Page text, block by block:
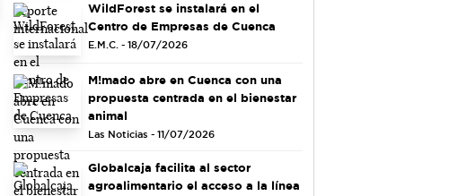
WildForest se instalará en el
Centro de Empresas de Cuenca
E.M.C. - 18/07/2026
M!mado abre en Cuenca con una
propuesta centrada en el bienestar
animal
Las Noticias - 11/07/2026
Globalcaja facilita al sector
agroalimentario el acceso a la línea